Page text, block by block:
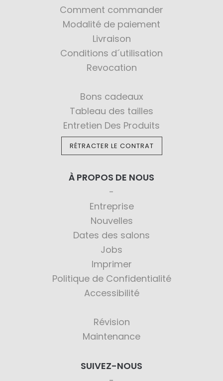
Comment commander
Modalité de paiement
Livraison
Conditions d´utilisation
Revocation
Bons cadeaux
Tableau des tailles
Entretien Des Produits
RÉTRACTER LE CONTRAT
À PROPOS DE NOUS
Entreprise
Nouvelles
Dates des salons
Jobs
Imprimer
Politique de Confidentialité
Accessibilité
Révision
Maintenance
SUIVEZ-NOUS